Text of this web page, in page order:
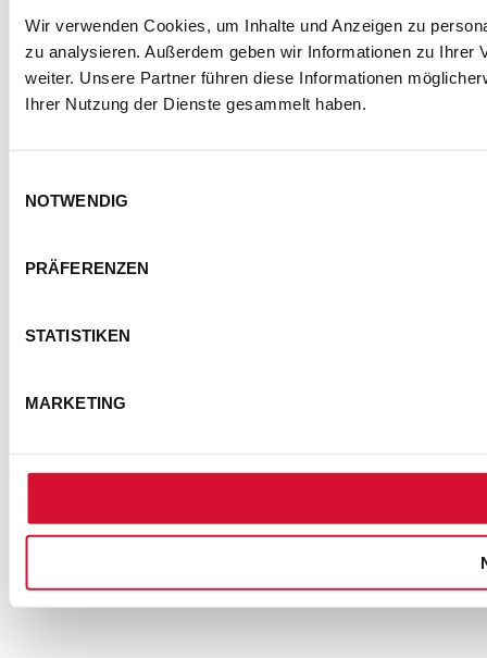
Wir verwenden Cookies, um Inhalte und Anzeigen zu
zu analysieren. Außerdem geben wir Informationen zu Ihrer
weiter. Unsere Partner führen diese Informationen
Ihrer Nutzung der Dienste gesammelt haben.
NOTWENDIG
PRÄFERENZEN
STATISTIKEN
MARKETING